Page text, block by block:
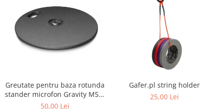
Greutate pentru baza rotunda
stander microfon Gravity MS 2
WP
50,00 Lei
Gafer.pl string holder
25,00 Lei